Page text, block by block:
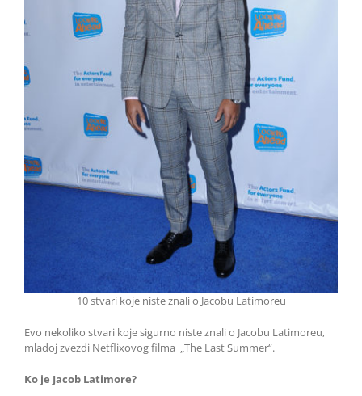
10 stvari koje niste znali o Jacobu Latimoreu
Evo nekoliko stvari koje sigurno niste znali o Jacobu Latimoreu,
mladoj zvezdi Netflixovog filma „The Last Summer“.
Ko je Jacob Latimore?